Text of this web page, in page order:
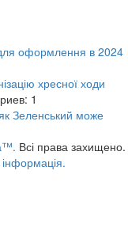
оформлення в 2024
хресної ходи
1
Зеленський може
Всі права захищено.